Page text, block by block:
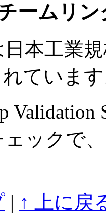
ームリ
本工業
ていま
Validation
ックで
| ↑ 上に戻